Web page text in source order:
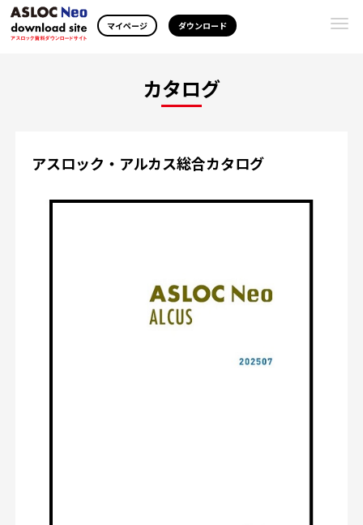
マイページ ダウンロード
カタログ
アスロック・アルカス総合カタログ